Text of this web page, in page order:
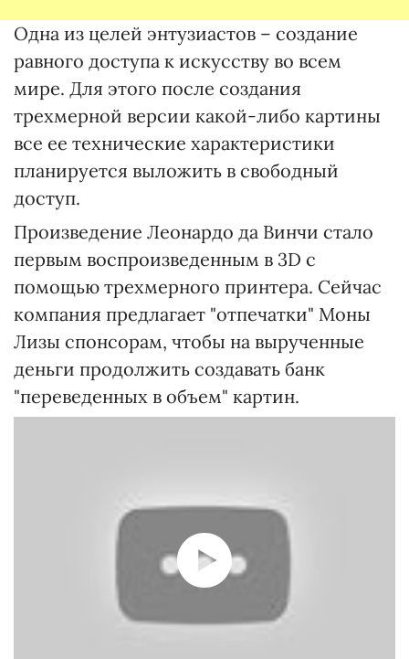
Одна из целей энтузиастов – создание
равного доступа к искусству во всем
мире. Для этого после создания
трехмерной версии какой-либо картины
все ее технические характеристики
планируется выложить в свободный
доступ.
Произведение Леонардо да Винчи стало
первым воспроизведенным в 3D с
помощью трехмерного принтера. Сейчас
компания предлагает "отпечатки" Моны
Лизы спонсорам, чтобы на вырученные
деньги продолжить создавать банк
"переведенных в объем" картин.